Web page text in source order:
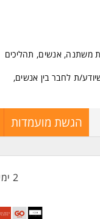
משתנה, אנשים, תהליכים
ת לחבר בין אנשים,
הגשת מועמדות
2 ימים